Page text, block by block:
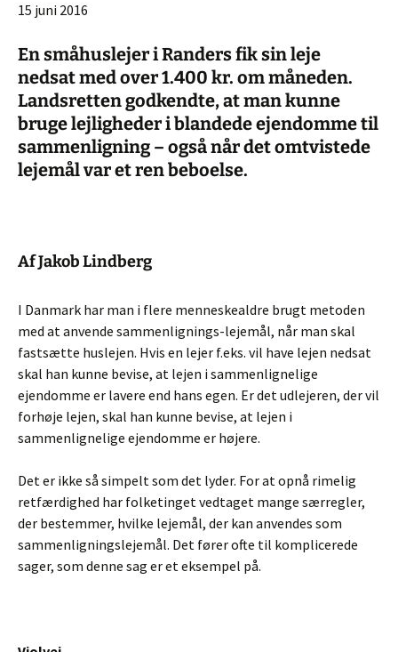
15 juni 2016
En småhuslejer i Randers fik sin leje
nedsat med over 1.400 kr. om måneden.
Landsretten godkendte, at man kunne
bruge lejligheder i blandede ejendomme til
sammenligning – også når det omtvistede
lejemål var et ren beboelse.
Af Jakob Lindberg
I Danmark har man i flere menneskealdre brugt metoden
med at anvende sammenlignings-lejemål, når man skal
fastsætte huslejen. Hvis en lejer f.eks. vil have lejen nedsat
skal han kunne bevise, at lejen i sammenlignelige
ejendomme er lavere end hans egen. Er det udlejeren, der vil
forhøje lejen, skal han kunne bevise, at lejen i
sammenlignelige ejendomme er højere.
Det er ikke så simpelt som det lyder. For at opnå rimelig
retfærdighed har folketinget vedtaget mange særregler,
der bestemmer, hvilke lejemål, der kan anvendes som
sammenligningslejemål. Det fører ofte til komplicerede
sager, som denne sag er et eksempel på.